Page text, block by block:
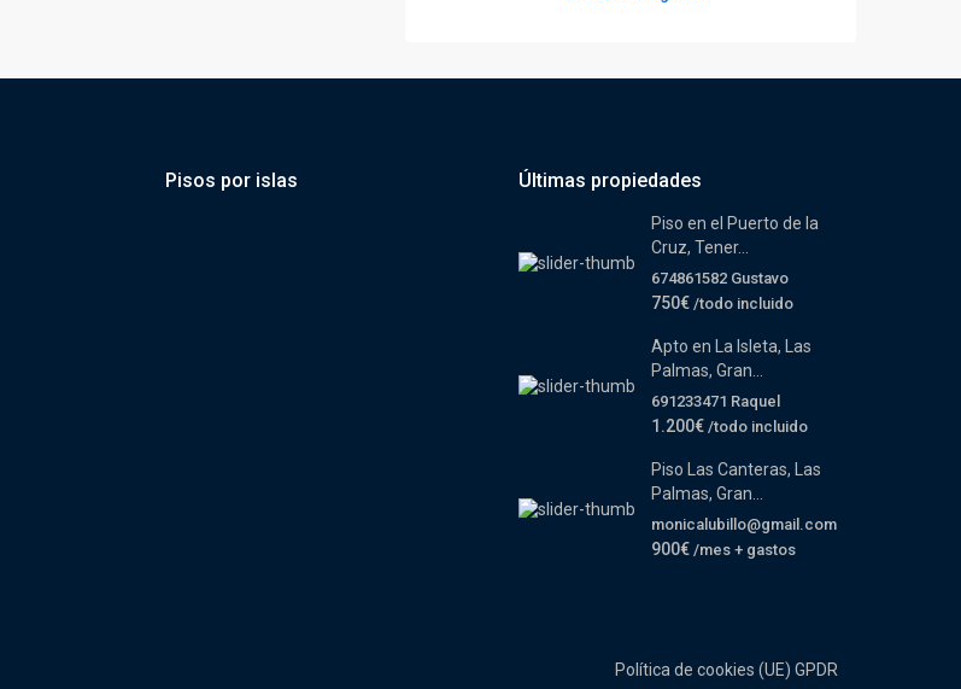
Pisos por islas Últimas propiedades
Piso en el Puerto de la
Cruz, Tener...
674861582 Gustavo
750€ /todo incluido
Apto en La Isleta, Las
Palmas, Gran...
691233471 Raquel
1.200€ /todo incluido
Piso Las Canteras, Las
Palmas, Gran...
monicalubillo@gmail.com
900€ /mes + gastos
Política de cookies (UE) GPDR